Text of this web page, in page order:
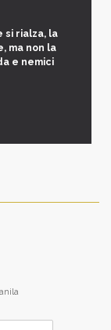
si rialza, la
ma non la
e nemici